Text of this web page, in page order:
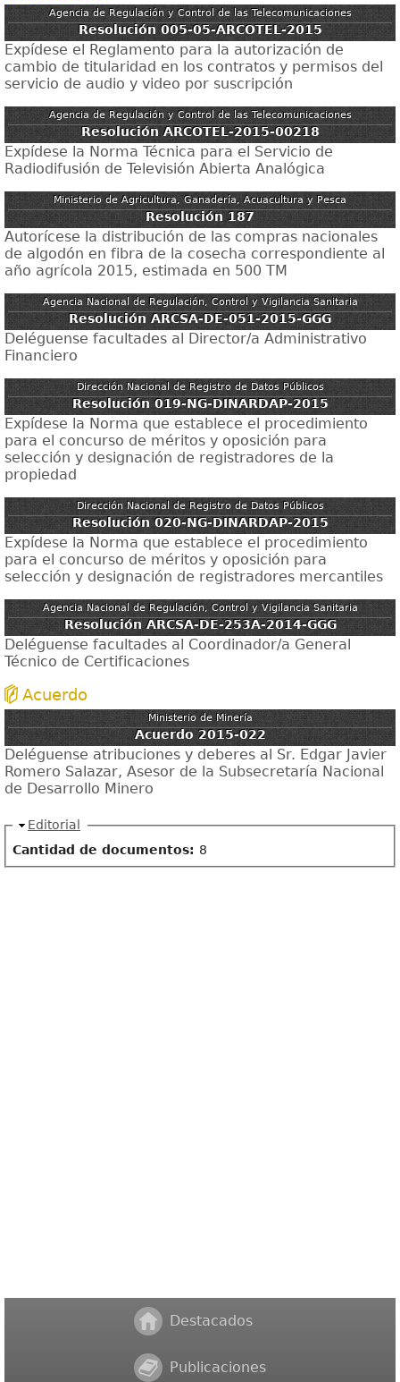
Agencia de Regulación y Control de las Telecomunicaciones
Resolución 005-05-ARCOTEL-2015
Expídese el Reglamento para la autorización de
cambio de titularidad en los contratos y permisos del
servicio de audio y video por suscripción
Agencia de Regulación y Control de las Telecomunicaciones
Resolución ARCOTEL-2015-00218
Expídese la Norma Técnica para el Servicio de
Radiodifusión de Televisión Abierta Analógica
Ministerio de Agricultura, Ganadería, Acuacultura y Pesca
Resolución 187
Autorícese la distribución de las compras nacionales
de algodón en fibra de la cosecha correspondiente al
año agrícola 2015, estimada en 500 TM
Agencia Nacional de Regulación, Control y Vigilancia Sanitaria
Resolución ARCSA-DE-051-2015-GGG
Deléguense facultades al Director/a Administrativo
Financiero
Dirección Nacional de Registro de Datos Públicos
Resolución 019-NG-DINARDAP-2015
Expídese la Norma que establece el procedimiento
para el concurso de méritos y oposición para
selección y designación de registradores de la
propiedad
Dirección Nacional de Registro de Datos Públicos
Resolución 020-NG-DINARDAP-2015
Expídese la Norma que establece el procedimiento
para el concurso de méritos y oposición para
selección y designación de registradores mercantiles
Agencia Nacional de Regulación, Control y Vigilancia Sanitaria
Resolución ARCSA-DE-253A-2014-GGG
Deléguense facultades al Coordinador/a General
Técnico de Certificaciones
Acuerdo
Ministerio de Minería
Acuerdo 2015-022
Deléguense atribuciones y deberes al Sr. Edgar Javier
Romero Salazar, Asesor de la Subsecretaría Nacional
de Desarrollo Minero
Ocultar
Editorial
Cantidad de documentos: 8
Destacados
Publicaciones